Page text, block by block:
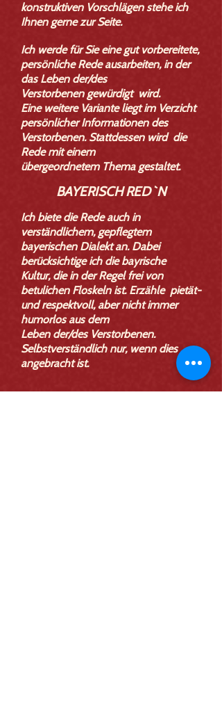
konstruktiven Vorschlägen stehe ich
Ihnen gerne zur Seite.
Ich werde für Sie eine gut vorbereitete,
persönliche Rede ausarbeiten, in der
das Leben der/des
Verstorbenen gewürdigt wird.
Eine weitere Variante liegt im Verzicht
persönlicher Informationen des
Verstorbenen. Stattdessen wird die
Rede mit einem
übergeordnetem Thema gestaltet.
BAYERISCH RED`N
Ich biete die Rede auch in
verständlichem, gepflegtem
bayerischen Dialekt an. Dabei
berücksichtige ich die bayrische
Kultur, die in der Regel frei von
betulichen Floskeln ist. Erzähle pietät-
und respektvoll, aber nicht immer
humorlos aus dem
Leben der/des Verstorbenen.
Selbstverständlich nur, wenn dies
angebracht ist.